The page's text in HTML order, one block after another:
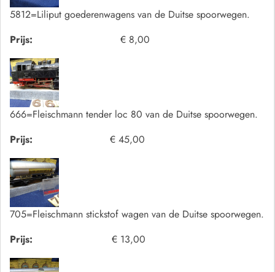
5812=Liliput goederenwagens van de Duitse spoorwegen.
Prijs:
€ 8,00
666=Fleischmann tender loc 80 van de Duitse spoorwegen.
Prijs:
€ 45,00
705=Fleischmann stickstof wagen van de Duitse spoorwegen.
Prijs:
€ 13,00